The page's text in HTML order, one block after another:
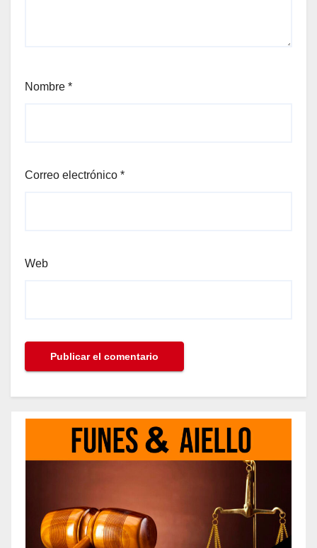
Nombre *
Correo electrónico *
Web